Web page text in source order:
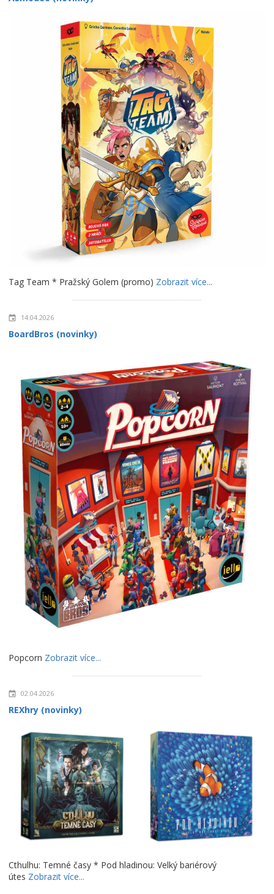
Tag Team * Pražský Golem (promo) Zobrazit více...
14.04.2026
BoardBros (novinky)
Popcorn Zobrazit více...
02.04.2026
REXhry (novinky)
Cthulhu: Temné časy * Pod hladinou: Velký bariérový
útes Zobrazit více...